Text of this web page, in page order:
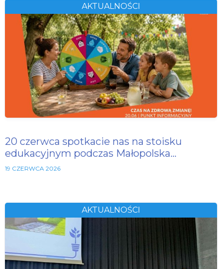
AKTUALNOŚCI
20 czerwca spotkacie nas na stoisku
edukacyjnym podczas Małopolska…
19 CZERWCA 2026
AKTUALNOŚCI